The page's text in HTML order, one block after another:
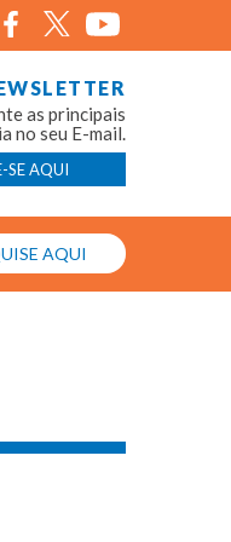
as principais
no seu E-mail.
SE AQUI